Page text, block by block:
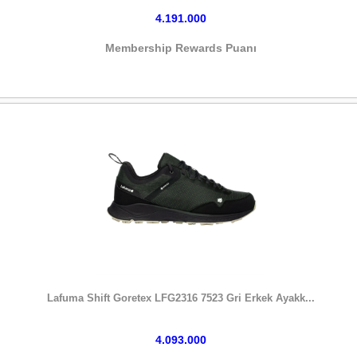
4.191.000
Membership Rewards Puanı
Lafuma Shift Goretex LFG2316 7523 Gri Erkek Ayakk...
4.093.000